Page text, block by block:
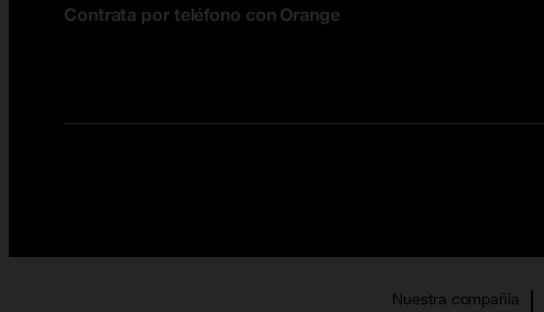
Contrata por teléfono con Orange
Nuestra compañía